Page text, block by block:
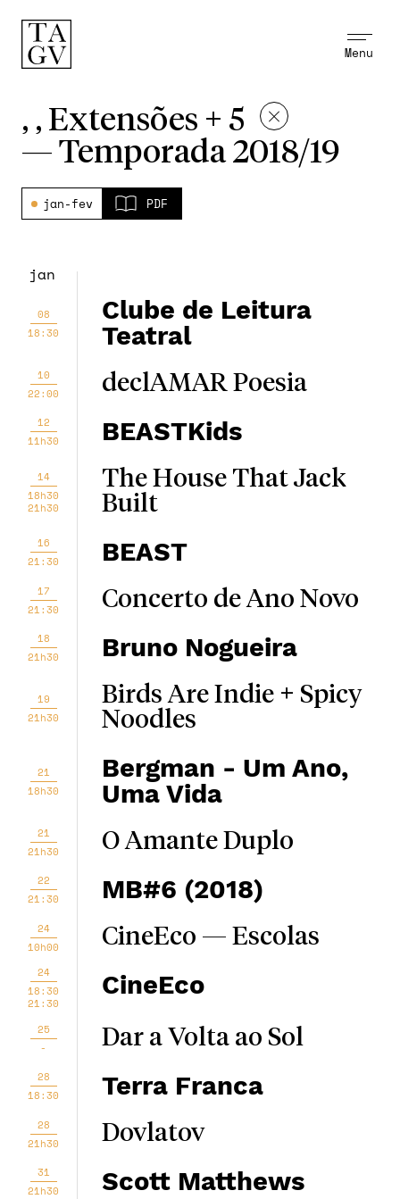
Menu
, , Extensões + 5
— Temporada 2018/19
jan-fev PDF
jan
08
18:30
Clube de Leitura
Teatral
10
22:00
declAMAR Poesia
12
11h30
BEASTKids
14
18h30
21h30
The House That Jack
Built
16
21:30
BEAST
17
21:30
Concerto de Ano Novo
18
21h30
Bruno Nogueira
19
21h30
Birds Are Indie + Spicy
Noodles
21
18h30
Bergman - Um Ano,
Uma Vida
21
21h30
O Amante Duplo
22
21:30
MB#6 (2018)
24
10h00
CineEco — Escolas
24
18:30
21:30
CineEco
25
-
Dar a Volta ao Sol
28
18:30
Terra Franca
28
21h30
Dovlatov
31
21h30
Scott Matthews